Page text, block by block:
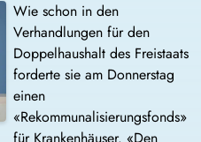
Wie schon in den
Verhandlungen für den
Doppelhaushalt des Freistaats
forderte sie am Donnerstag
einen
«Rekommunalisierungsfonds»